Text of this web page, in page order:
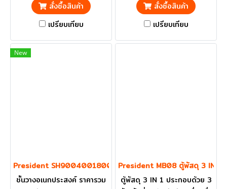
สั่งซื้อสินค้า
เปรียบเทียบ
สั่งซื้อสินค้า
เปรียบเทียบ
New
President SH9004001800 ชั้นวางอเนกประสงค์
ชั้นวางอเนกประสงค์ ราคารวม
President MB08 ตู้พัสดุ 3 IN 1
ตู้พัสดุ 3 IN 1 ประกอบด้วย 3